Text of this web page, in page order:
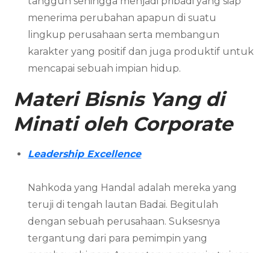
menerima perubahan apapun di suatu
lingkup perusahaan serta membangun
karakter yang positif dan juga produktif untuk
mencapai sebuah impian hidup.
Materi Bisnis Yang di
Minati oleh Corporate
Leadership Excellence
Nahkoda yang Handal adalah mereka yang
teruji di tengah lautan Badai. Begitulah
dengan sebuah perusahaan. Suksesnya
tergantung dari para pemimpin yang